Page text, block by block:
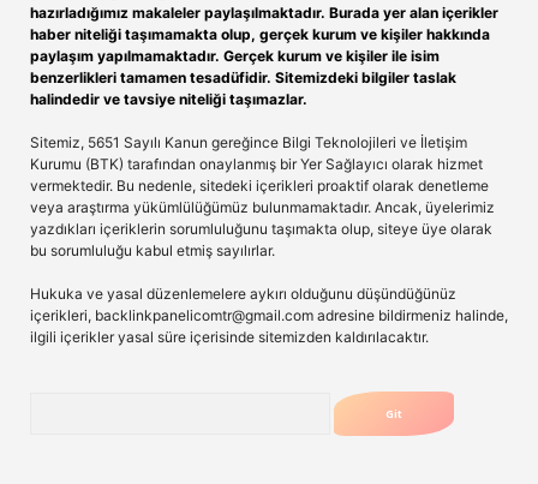
hazırladığımız makaleler paylaşılmaktadır. Burada yer alan içerikler
haber niteliği taşımamakta olup, gerçek kurum ve kişiler hakkında
paylaşım yapılmamaktadır. Gerçek kurum ve kişiler ile isim
benzerlikleri tamamen tesadüfidir. Sitemizdeki bilgiler taslak
halindedir ve tavsiye niteliği taşımazlar.
Sitemiz, 5651 Sayılı Kanun gereğince Bilgi Teknolojileri ve İletişim
Kurumu (BTK) tarafından onaylanmış bir Yer Sağlayıcı olarak hizmet
vermektedir. Bu nedenle, sitedeki içerikleri proaktif olarak denetleme
veya araştırma yükümlülüğümüz bulunmamaktadır. Ancak, üyelerimiz
yazdıkları içeriklerin sorumluluğunu taşımakta olup, siteye üye olarak
bu sorumluluğu kabul etmiş sayılırlar.
Hukuka ve yasal düzenlemelere aykırı olduğunu düşündüğünüz
içerikleri, backlinkpanelicomtr@gmail.com adresine bildirmeniz halinde,
ilgili içerikler yasal süre içerisinde sitemizden kaldırılacaktır.